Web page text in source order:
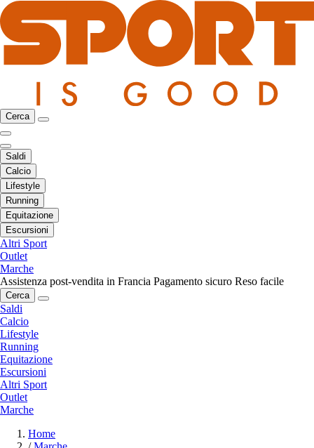
Cerca
Saldi
Calcio
Lifestyle
Running
Equitazione
Escursioni
Altri Sport
Outlet
Marche
Assistenza post-vendita in Francia Pagamento sicuro Reso facile
Cerca
Saldi
Calcio
Lifestyle
Running
Equitazione
Escursioni
Altri Sport
Outlet
Marche
Home